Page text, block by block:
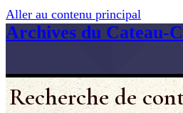
Aller au contenu principal
Archives du Cateau-
Recherche de